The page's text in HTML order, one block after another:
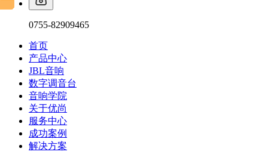
0755-82909465
首页
产品中心
JBL音响
数字调音台
音响学院
关于优尚
服务中心
成功案例
解决方案